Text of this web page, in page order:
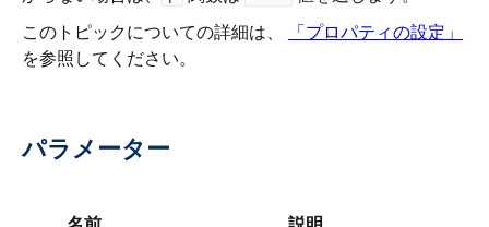
このトピックについての詳細は、
「プロパティの設定」
を参照してください。
パラメーター